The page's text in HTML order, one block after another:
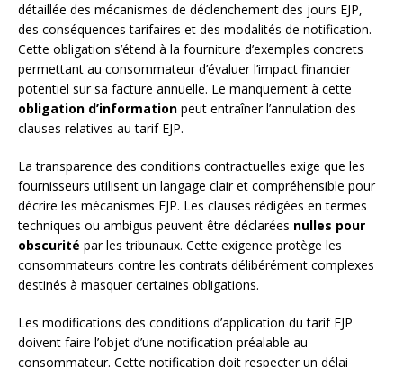
détaillée des mécanismes de déclenchement des jours EJP,
des conséquences tarifaires et des modalités de notification.
Cette obligation s’étend à la fourniture d’exemples concrets
permettant au consommateur d’évaluer l’impact financier
potentiel sur sa facture annuelle. Le manquement à cette
obligation d’information peut entraîner l’annulation des
clauses relatives au tarif EJP.
La transparence des conditions contractuelles exige que les
fournisseurs utilisent un langage clair et compréhensible pour
décrire les mécanismes EJP. Les clauses rédigées en termes
techniques ou ambigus peuvent être déclarées nulles pour
obscurité par les tribunaux. Cette exigence protège les
consommateurs contre les contrats délibérément complexes
destinés à masquer certaines obligations.
Les modifications des conditions d’application du tarif EJP
doivent faire l’objet d’une notification préalable au
consommateur. Cette notification doit respecter un délai